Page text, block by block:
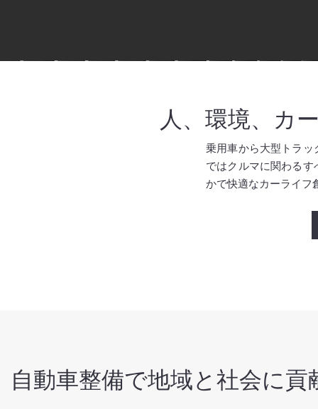
人、環境、カ
乗用車から大型トラ
ではクルマに関わる
かで​快適なカーライフ
自動車整備で地域と社会に貢